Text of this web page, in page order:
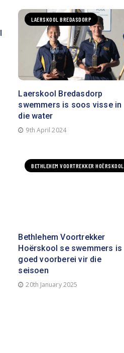
LAERSKOOL BREDASDORP
Laerskool Bredasdorp
swemmers is soos visse in
die water
9th April 2024
BETHLEHEM VOORTREKKER HOËRSKOOL
Bethlehem Voortrekker
Hoërskool se swemmers is
goed voorberei vir die
seisoen
20th January 2025